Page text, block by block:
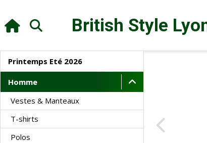
British Style
Printemps Eté 2026
Homme
Vestes & Manteaux
T-shirts
Polos